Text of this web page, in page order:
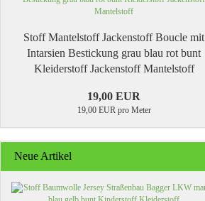
Stoff Mantelstoff Jackenstoff Boucle mit
Intarsien Bestickung grau blau rot bunt
Kleiderstoff Jackenstoff Mantelstoff
19,00 EUR
19,00 EUR pro Meter
Neue Artikel